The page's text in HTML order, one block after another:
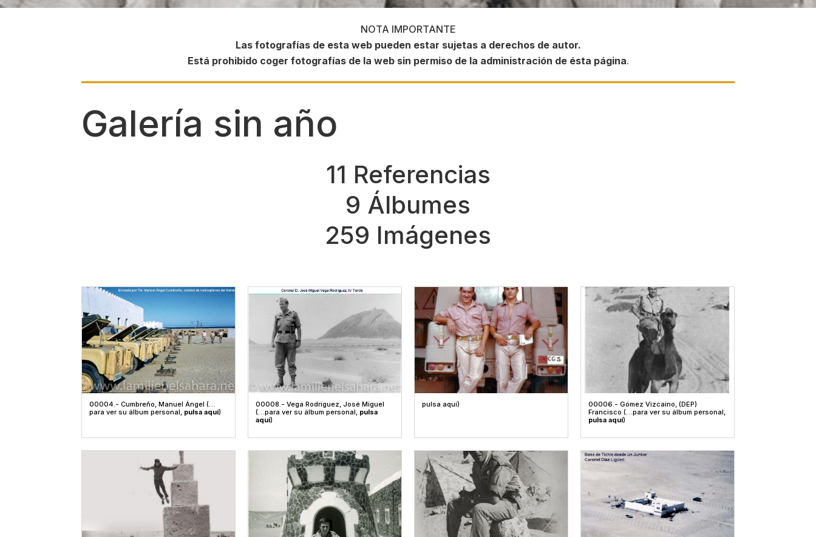
NOTA IMPORTANTE
Las fotografías de esta web pueden estar sujetas a derechos de autor.
Está prohibido coger fotografías de la web sin permiso de la administración de ésta página.
Galería sin año
11 Referencias
9 Álbumes
259 Imágenes
00004.- Cumbreño, Manuel Ángel (…
para ver su álbum personal, pulsa aquí)
00008.- Vega Rodríguez, José Miguel
(…para ver su álbum personal, pulsa
aquí)
pulsa aquí)
00006.- Gómez Vizcaíno, (DEP)
Francisco (…para ver su álbum personal,
pulsa aquí)